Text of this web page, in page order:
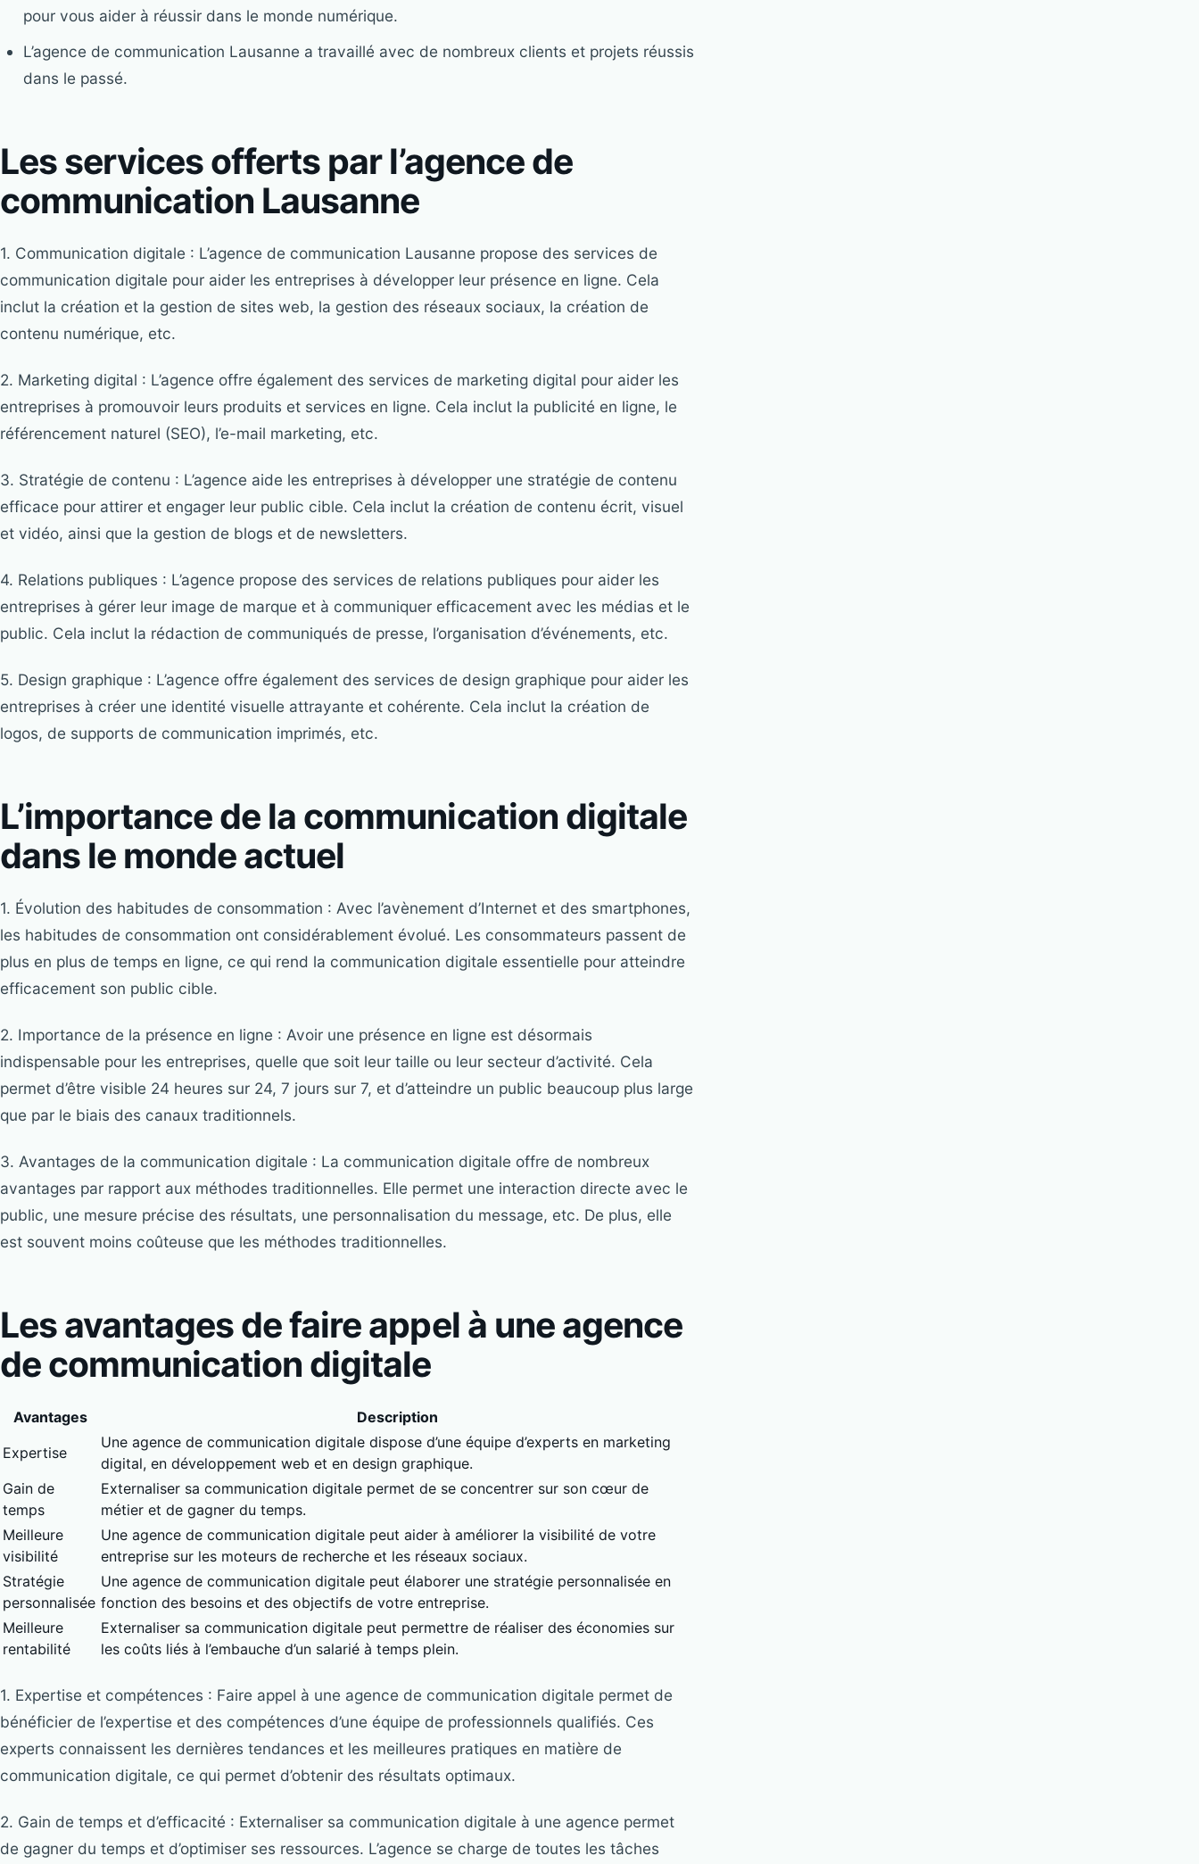
pour vous aider à réussir dans le monde numérique.
L’agence de communication Lausanne a travaillé avec de nombreux clients et projets réussis
dans le passé.
Les services offerts par l’agence de
communication Lausanne
1. Communication digitale : L’agence de communication Lausanne propose des services de
communication digitale pour aider les entreprises à développer leur présence en ligne. Cela
inclut la création et la gestion de sites web, la gestion des réseaux sociaux, la création de
contenu numérique, etc.
2. Marketing digital : L’agence offre également des services de marketing digital pour aider les
entreprises à promouvoir leurs produits et services en ligne. Cela inclut la publicité en ligne, le
référencement naturel (SEO), l’e-mail marketing, etc.
3. Stratégie de contenu : L’agence aide les entreprises à développer une stratégie de contenu
efficace pour attirer et engager leur public cible. Cela inclut la création de contenu écrit, visuel
et vidéo, ainsi que la gestion de blogs et de newsletters.
4. Relations publiques : L’agence propose des services de relations publiques pour aider les
entreprises à gérer leur image de marque et à communiquer efficacement avec les médias et le
public. Cela inclut la rédaction de communiqués de presse, l’organisation d’événements, etc.
5. Design graphique : L’agence offre également des services de design graphique pour aider les
entreprises à créer une identité visuelle attrayante et cohérente. Cela inclut la création de
logos, de supports de communication imprimés, etc.
L’importance de la communication digitale
dans le monde actuel
1. Évolution des habitudes de consommation : Avec l’avènement d’Internet et des smartphones,
les habitudes de consommation ont considérablement évolué. Les consommateurs passent de
plus en plus de temps en ligne, ce qui rend la communication digitale essentielle pour atteindre
efficacement son public cible.
2. Importance de la présence en ligne : Avoir une présence en ligne est désormais
indispensable pour les entreprises, quelle que soit leur taille ou leur secteur d’activité. Cela
permet d’être visible 24 heures sur 24, 7 jours sur 7, et d’atteindre un public beaucoup plus large
que par le biais des canaux traditionnels.
3. Avantages de la communication digitale : La communication digitale offre de nombreux
avantages par rapport aux méthodes traditionnelles. Elle permet une interaction directe avec le
public, une mesure précise des résultats, une personnalisation du message, etc. De plus, elle
est souvent moins coûteuse que les méthodes traditionnelles.
Les avantages de faire appel à une agence
de communication digitale
Avantages
Description
Expertise
Une agence de communication digitale dispose d’une équipe d’experts en marketing
digital, en développement web et en design graphique.
Gain de
temps
Externaliser sa communication digitale permet de se concentrer sur son cœur de
métier et de gagner du temps.
Meilleure
visibilité
Une agence de communication digitale peut aider à améliorer la visibilité de votre
entreprise sur les moteurs de recherche et les réseaux sociaux.
Stratégie
personnalisée
Une agence de communication digitale peut élaborer une stratégie personnalisée en
fonction des besoins et des objectifs de votre entreprise.
Meilleure
rentabilité
Externaliser sa communication digitale peut permettre de réaliser des économies sur
les coûts liés à l’embauche d’un salarié à temps plein.
1. Expertise et compétences : Faire appel à une agence de communication digitale permet de
bénéficier de l’expertise et des compétences d’une équipe de professionnels qualifiés. Ces
experts connaissent les dernières tendances et les meilleures pratiques en matière de
communication digitale, ce qui permet d’obtenir des résultats optimaux.
2. Gain de temps et d’efficacité : Externaliser sa communication digitale à une agence permet
de gagner du temps et d’optimiser ses ressources. L’agence se charge de toutes les tâches